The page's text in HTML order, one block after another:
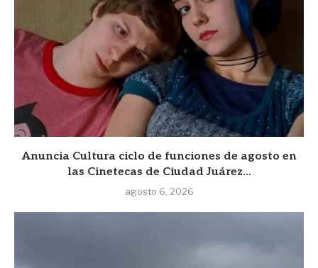
Anuncia Cultura ciclo de funciones de agosto en
las Cinetecas de Ciudad Juárez...
agosto 6, 2026